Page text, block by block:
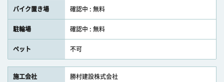
バイク置き場 確認中 : 無料
駐輪場 確認中 : 無料
ペット 不可
施工会社 勝村建設株式会社